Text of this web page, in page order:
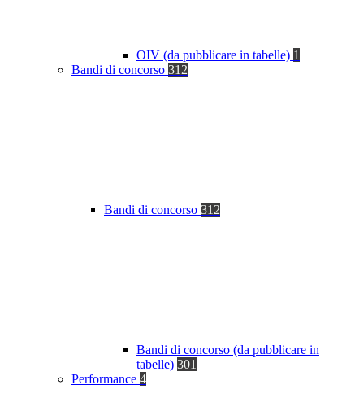
OIV (da pubblicare in tabelle) 1
Bandi di concorso 312
Bandi di concorso 312
Bandi di concorso (da pubblicare in
tabelle) 301
Performance 4